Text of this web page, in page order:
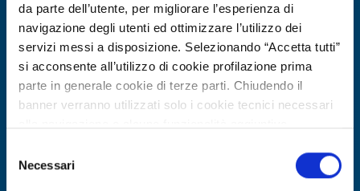
da parte dell’utente, per migliorare l’esperienza di
navigazione degli utenti ed ottimizzare l’utilizzo dei
servizi messi a disposizione. Selezionando “Accetta tutti”
si acconsente all’utilizzo di cookie profilazione prima
parte in generale cookie di terze parti. Chiudendo il
banner verranno utilizzati solo i cookie tecnici necessari
Per conoscere i dettagli, consulta la nostra cookie policy.
https://www.openinnovation.regione.lombardia.it/it/co
delNecessari